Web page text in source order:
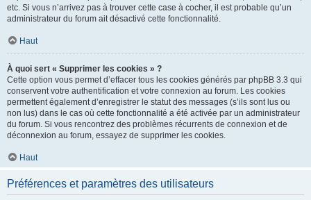
etc. Si vous n’arrivez pas à trouver cette case à cocher, il est probable qu’un
administrateur du forum ait désactivé cette fonctionnalité.
Haut
À quoi sert « Supprimer les cookies » ?
Cette option vous permet d’effacer tous les cookies générés par phpBB 3.3 qui
conservent votre authentification et votre connexion au forum. Les cookies
permettent également d’enregistrer le statut des messages (s’ils sont lus ou
non lus) dans le cas où cette fonctionnalité a été activée par un administrateur
du forum. Si vous rencontrez des problèmes récurrents de connexion et de
déconnexion au forum, essayez de supprimer les cookies.
Haut
Préférences et paramètres des utilisateurs